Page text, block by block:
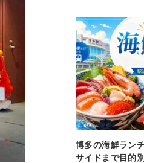
博多の海鮮ラン
サイドまで目的